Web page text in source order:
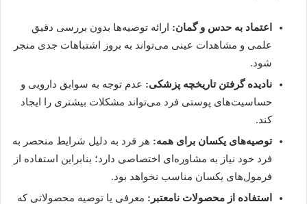
اعتماد به حدس و گمان: ارائه توصیه‌ها بدون بررسی دقیق
علمی و مشاهدات عینی می‌تواند به بروز اشتباهات جدی منجر
شود.
نادیده گرفتن تاریخچه پزشکی: عدم توجه به سوابق دارویی و
حساسیت‌های پوستی فرد می‌تواند مشکلات بیشتری را ایجاد
کند.
توصیه‌های یکسان برای همه: هر فرد به دلیل شرایط منحصر به
فرد خود نیاز به مشاوره‌ای اختصاصی دارد؛ بنابراین استفاده از
فرمول‌های یکسان مناسب نخواهد بود.
استفاده از محصولات نامعتبر: معرفی یا توصیه محصولاتی که